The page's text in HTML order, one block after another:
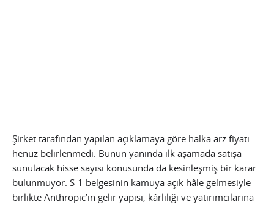
Şirket tarafından yapılan açıklamaya göre halka arz fiyatı
henüz belirlenmedi. Bunun yanında ilk aşamada satışa
sunulacak hisse sayısı konusunda da kesinleşmiş bir karar
bulunmuyor. S-1 belgesinin kamuya açık hâle gelmesiyle
birlikte Anthropic’in gelir yapısı, kârlılığı ve yatırımcılarına